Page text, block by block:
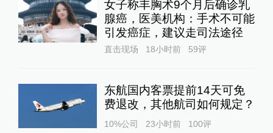
女子称丰胸术9个月后确诊乳
腺癌，医美机构：手术不可能
引发癌症，建议走司法途径
直击现场 18小时前 59评
东航国内客票提前14天可免
费退改，其他航司如何规定？
10%公司 23小时前 100评